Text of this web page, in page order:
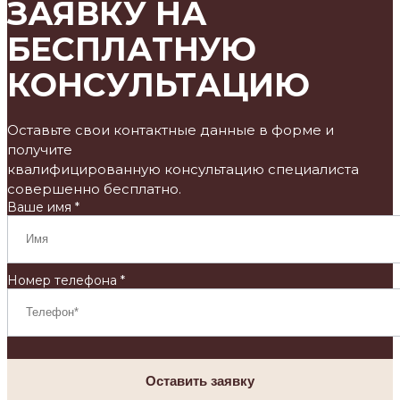
ЗАЯВКУ НА
БЕСПЛАТНУЮ
КОНСУЛЬТАЦИЮ
Оставьте свои контактные данные в форме и
получите
квалифицированную консультацию специалиста
совершенно бесплатно.
Ваше имя *
Номер телефона *
Оставить заявку